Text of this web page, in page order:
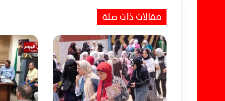
ة
م
د
ع
ي
ض
ة
مقالات ذات صلة